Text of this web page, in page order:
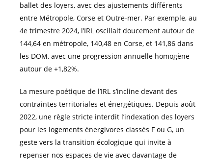
ballet des loyers, avec des ajustements différents
entre Métropole, Corse et Outre-mer. Par exemple, au
4e trimestre 2024, l’IRL oscillait doucement autour de
144,64 en métropole, 140,48 en Corse, et 141,86 dans
les DOM, avec une progression annuelle homogène
autour de +1,82%.
La mesure poétique de l’IRL s’incline devant des
contraintes territoriales et énergétiques. Depuis août
2022, une règle stricte interdit l’indexation des loyers
pour les logements énergivores classés F ou G, un
geste vers la transition écologique qui invite à
repenser nos espaces de vie avec davantage de